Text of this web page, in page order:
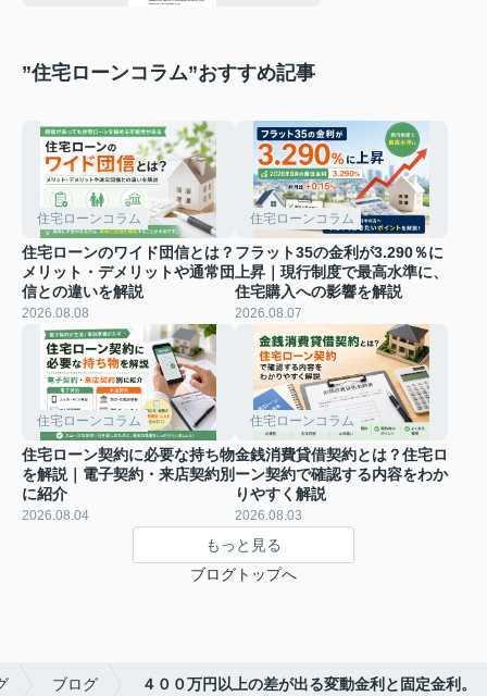
”住宅ローンコラム”おすすめ記事
住宅ローンコラム
住宅ローンのワイド団信とは？
メリット・デメリットや通常団
信との違いを解説
2026.08.08
住宅ローンコラム
フラット35の金利が3.290％に
上昇｜現行制度で最高水準に、
住宅購入への影響を解説
2026.08.07
住宅ローンコラム
住宅ローン契約に必要な持ち物
を解説｜電子契約・来店契約別
に紹介
2026.08.04
住宅ローンコラム
金銭消費貸借契約とは？住宅ロ
ーン契約で確認する内容をわか
りやすく解説
2026.08.03
もっと見る
ブログトップへ
ブログ ４００万円以上の差が出る変動金利と固定金利。